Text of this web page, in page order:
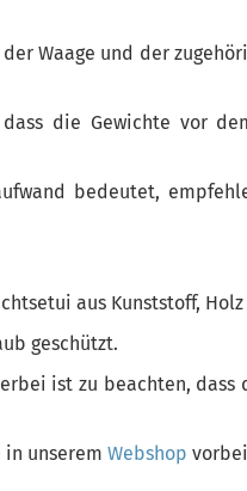
Waage und der
die Gewichte vor
bedeutet,
aus Kunststoff,
geschützt.
ist zu beachten, dass
in unserem Webshop